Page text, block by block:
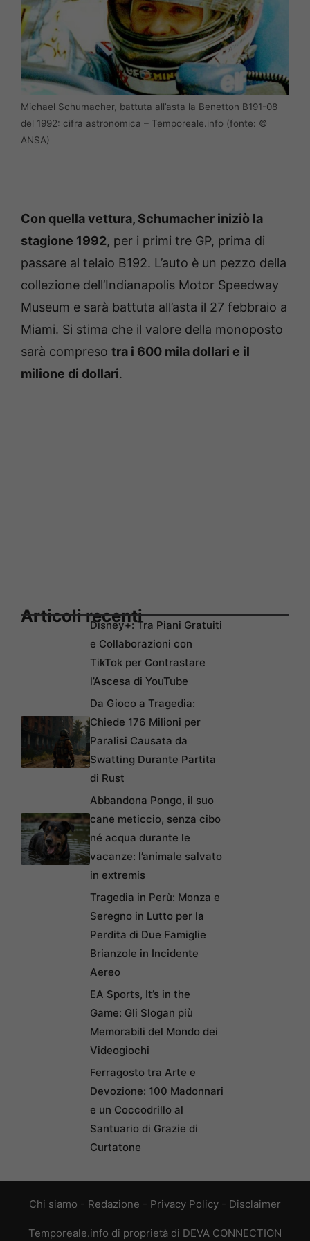
Michael Schumacher, battuta all’asta la Benetton B191-08
del 1992: cifra astronomica – Temporeale.info (fonte: ©
ANSA)
Con quella vettura, Schumacher iniziò la
stagione 1992, per i primi tre GP, prima di
passare al telaio B192. L’auto è un pezzo della
collezione dell’Indianapolis Motor Speedway
Museum e sarà battuta all’asta il 27 febbraio a
Miami. Si stima che il valore della monoposto
sarà compreso tra i 600 mila dollari e il
milione di dollari.
Articoli recentiDisney+: Tra Piani Gratuiti
e Collaborazioni con
TikTok per Contrastare
l’Ascesa di YouTube
Da Gioco a Tragedia:
Chiede 176 Milioni per
Paralisi Causata da
Swatting Durante Partita
di Rust
Abbandona Pongo, il suo
cane meticcio, senza cibo
né acqua durante le
vacanze: l’animale salvato
in extremis
Tragedia in Perù: Monza e
Seregno in Lutto per la
Perdita di Due Famiglie
Brianzole in Incidente
Aereo
EA Sports, It’s in the
Game: Gli Slogan più
Memorabili del Mondo dei
Videogiochi
Ferragosto tra Arte e
Devozione: 100 Madonnari
e un Coccodrillo al
Santuario di Grazie di
Curtatone
Chi siamo - Redazione - Privacy Policy - Disclaimer
Temporeale.info di proprietà di DEVA CONNECTION